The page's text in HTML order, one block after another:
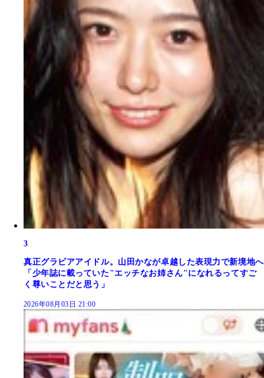
3
真正グラビアアイドル。山田かなが卓越した表現力で新境地へ
「少年誌に載っていた"エッチなお姉さん"になれるってすご
く尊いことだと思う」
2026年08月03日 21:00